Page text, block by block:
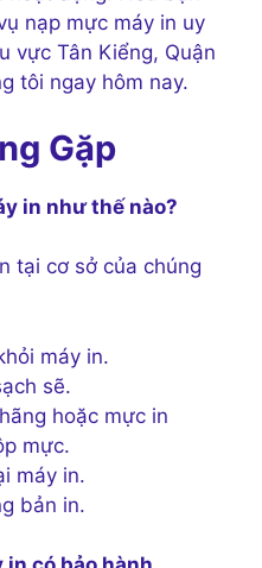
nạp mực máy in uy
vực Tân Kiểng, Quận
tôi ngay hôm nay.
Gặp
in như thế nào?
tại cơ sở của chúng
máy in.
sẽ.
hoặc mực in
mực.
máy in.
bản in.